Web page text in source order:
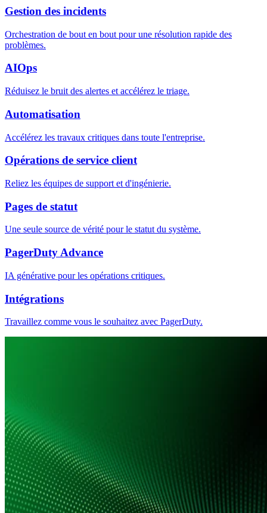
Gestion des incidents
Orchestration de bout en bout pour une résolution rapide des
problèmes.
AIOps
Réduisez le bruit des alertes et accélérez le triage.
Automatisation
Accélérez les travaux critiques dans toute l'entreprise.
Opérations de service client
Reliez les équipes de support et d'ingénierie.
Pages de statut
Une seule source de vérité pour le statut du système.
PagerDuty Advance
IA générative pour les opérations critiques.
Intégrations
Travaillez comme vous le souhaitez avec PagerDuty.